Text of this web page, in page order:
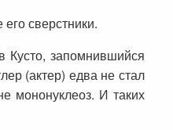
сверстники.
Кусто, запомнившийся
(актер) едва не стал
мононуклеоз. И таких